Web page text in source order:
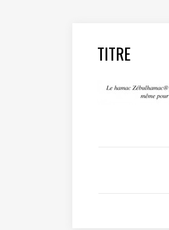
TITRE